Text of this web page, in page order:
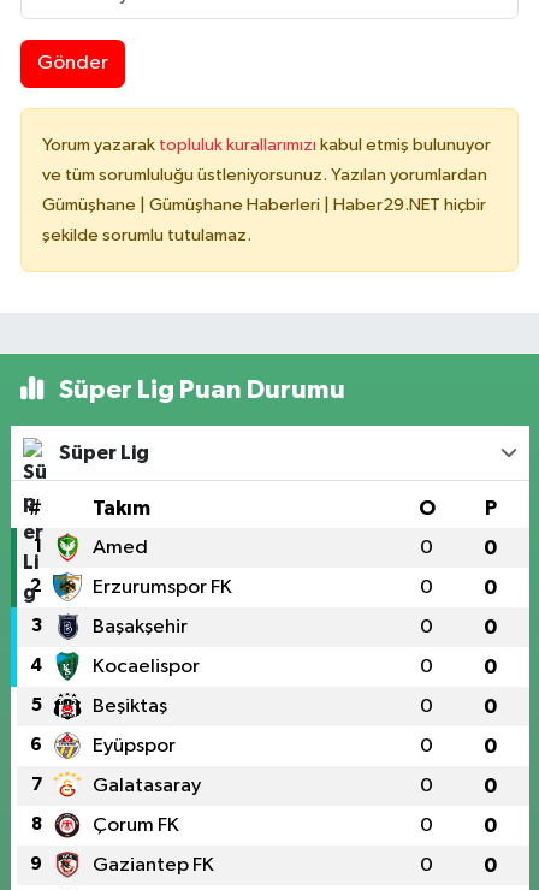
Gönder
Yorum yazarak topluluk kurallarımızı kabul etmiş bulunuyor
ve tüm sorumluluğu üstleniyorsunuz. Yazılan yorumlardan
Gümüşhane | Gümüşhane Haberleri | Haber29.NET hiçbir
şekilde sorumlu tutulamaz.
Süper Lig Puan Durumu
Süper Lig
# Takım O P
1 Amed 0 0
2 Erzurumspor FK 0 0
3 Başakşehir 0 0
4 Kocaelispor 0 0
5 Beşiktaş 0 0
6 Eyüpspor 0 0
7 Galatasaray 0 0
8 Çorum FK 0 0
9 Gaziantep FK 0 0